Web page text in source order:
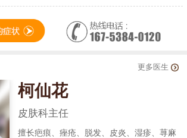
更多医生
柯仙花
皮肤科主任
擅长疤痕、痤疮、脱发、皮炎、湿疹、荨麻